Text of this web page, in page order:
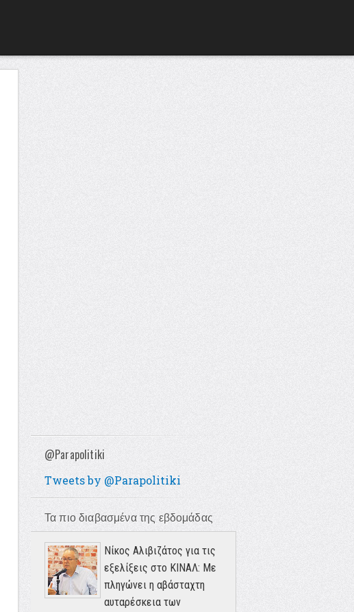
@Parapolitiki
Tweets by @Parapolitiki
Τα πιο διαβασμένα της εβδομάδας
Νίκος Αλιβιζάτος για τις
εξελίξεις στο ΚΙΝΑΛ: Με
πληγώνει η αβάσταχτη
αυταρέσκεια των